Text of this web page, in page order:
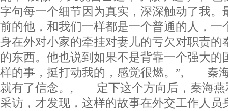
字句每一个细节因为真实，深深触动了我。
前的他，和我们一样都是一个普通的人，一
身在外对小家的牵挂对妻儿的亏欠对职责的
的东西。他也说到如果不是背靠一个强大的
样的事，挺打动我的，感觉很燃。”, 秦
就有了信念。, 定下这个方向后，秦海燕
采访，才发现，这样的故事在外交工作人员